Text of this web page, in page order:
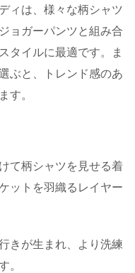
ィは、様々な柄シャツ
ョガーパンツと組み合
タイルに最適です。ま
ぶと、トレンド感のあ
す。
て柄シャツを見せる着
ットを羽織るレイヤー
きが生まれ、より洗練
。